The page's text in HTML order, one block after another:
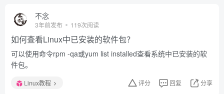
不念
3年前发布 119次阅读
如何查看Linux中已安装的软件包？
可以使用命令rpm -qa或yum list installed查看系统中已安装的软
件包。
Linux教程 评分 回复 分享